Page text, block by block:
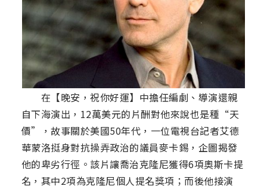
在【晚安，祝你好運】中擔任編劇、導演還親
自下海演出，12萬美元的片酬對他來說也是種“天
價”，故事關於美國50年代，一位電視台記者艾德
華蒙洛挺身對抗操弄政治的議員麥卡錫，企圖揭發
他的卑劣行徑。該片讓喬治克隆尼獲得6項奧斯卡提
名，其中2項為克隆尼個人提名獎項；而後他接演